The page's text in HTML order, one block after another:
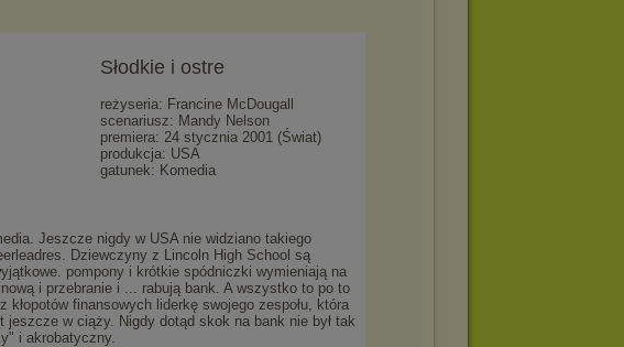
Słodkie i ostre
reżyseria: Francine McDougall
scenariusz: Mandy Nelson
premiera: 24 stycznia 2001 (Świat)
produkcja: USA
gatunek: Komedia
Jeszcze nigdy w USA nie widziano takiego
Dziewczyny z Lincoln High School są
pompony i krótkie spódniczki wymieniają na
i przebranie i ... rabują bank. A wszystko to po to
kłopotów finansowych liderkę swojego zespołu, która
jeszcze w ciąży. Nigdy dotąd skok na bank nie był tak
i akrobatyczny.